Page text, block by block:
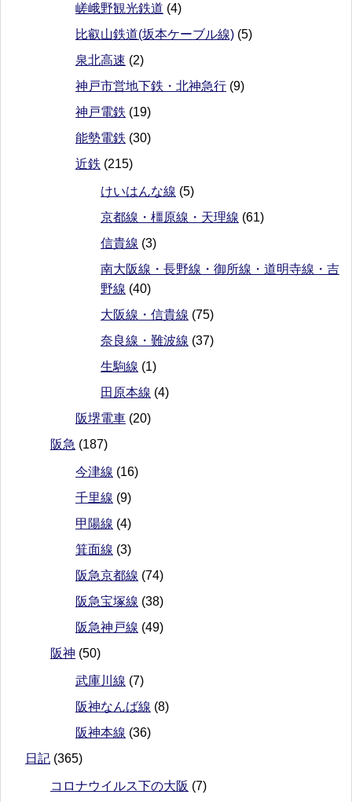
嵯峨野観光鉄道 (4)
比叡山鉄道(坂本ケーブル線) (5)
泉北高速 (2)
神戸市営地下鉄・北神急行 (9)
神戸電鉄 (19)
能勢電鉄 (30)
近鉄 (215)
けいはんな線 (5)
京都線・橿原線・天理線 (61)
信貴線 (3)
南大阪線・長野線・御所線・道明寺線・吉
野線 (40)
大阪線・信貴線 (75)
奈良線・難波線 (37)
生駒線 (1)
田原本線 (4)
阪堺電車 (20)
阪急 (187)
今津線 (16)
千里線 (9)
甲陽線 (4)
箕面線 (3)
阪急京都線 (74)
阪急宝塚線 (38)
阪急神戸線 (49)
阪神 (50)
武庫川線 (7)
阪神なんば線 (8)
阪神本線 (36)
日記 (365)
コロナウイルス下の大阪 (7)